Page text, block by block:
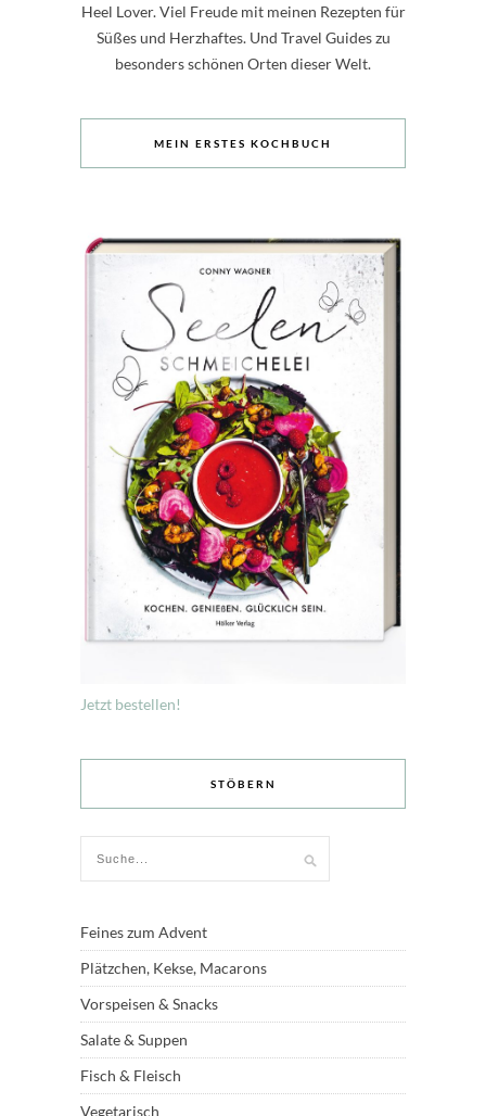
Heel Lover. Viel Freude mit meinen Rezepten für
Süßes und Herzhaftes. Und Travel Guides zu
besonders schönen Orten dieser Welt.
MEIN ERSTES KOCHBUCH
Jetzt bestellen!
STÖBERN
Feines zum Advent
Plätzchen, Kekse, Macarons
Vorspeisen & Snacks
Salate & Suppen
Fisch & Fleisch
Vegetarisch